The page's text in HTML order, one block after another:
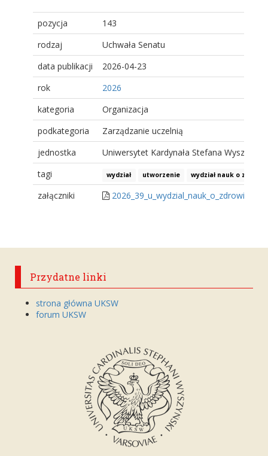
pozycja
143
rodzaj
Uchwała Senatu
data publikacji
2026-04-23
rok
2026
kategoria
Organizacja
podkategoria
Zarządzanie uczelnią
jednostka
Uniwersytet Kardynała Stefana
tagi
wydział utworzenie wydział nauk o zdrowiu
załączniki 2026_39_u_wydzial_nauk_o_zdrowiu.pdf
Przydatne linki
strona główna UKSW
forum UKSW